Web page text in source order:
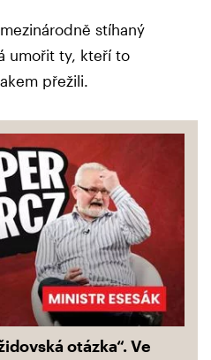
stíhaný
umořit ty, kteří to
přežili.
otázka“. Ve